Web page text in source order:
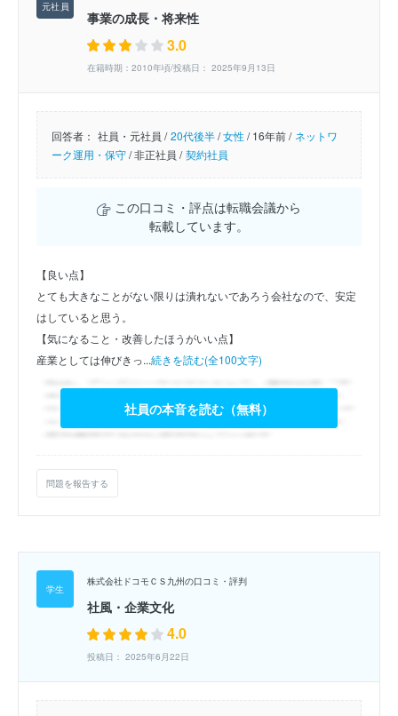
事業の成長・将来性
3.0
在籍時期：2010年頃/投稿日： 2025年9月13日
回答者： 社員・元社員 / 20代後半/女性/16年前 / ネットワ
ーク運用・保守/非正社員 / 契約社員
この口コミ・評点は転職会議から
転載しています。
【良い点】
とても大きなことがない限りは潰れないであろう会社なので、安定
はしていると思う。
【気になること・改善したほうがいい点】
産業としては伸びきっ...続きを読む(全100文字)
社員の本音を読む（無料）
問題を報告する
株式会社ドコモＣＳ九州の口コミ・評判
社風・企業文化
4.0
投稿日： 2025年6月22日